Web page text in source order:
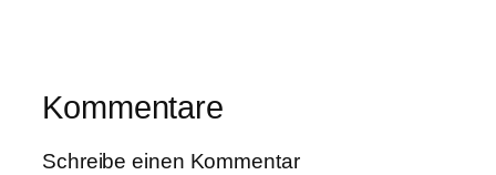
Kommentare
Schreibe einen Kommentar